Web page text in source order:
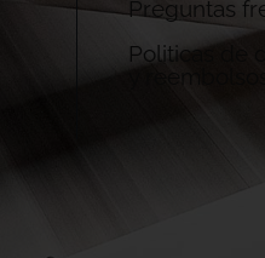
Preguntas
Politicas de